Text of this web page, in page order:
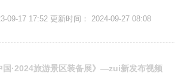
09-17 17:52 更新时间： 2024-09-27 08:08
国·2024旅游景区装备展》—zui新发布视频